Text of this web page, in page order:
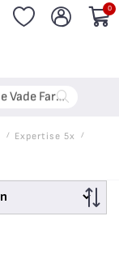
20.000 TL ve Üzeri Alışverişlerinizde Vade Farksız 6 Taksit!
0
/ Expertise 5x /